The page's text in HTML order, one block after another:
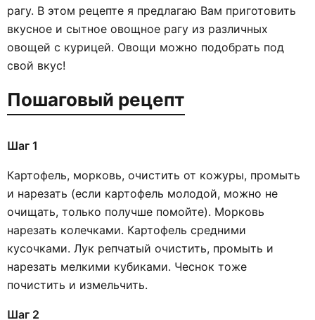
рагу. В этом рецепте я предлагаю Вам приготовить
вкусное и сытное овощное рагу из различных
овощей с курицей. Овощи можно подобрать под
свой вкус!
Пошаговый рецепт
Шаг 1
Картофель, морковь, очистить от кожуры, промыть
и нарезать (если картофель молодой, можно не
очищать, только получше помойте). Морковь
нарезать колечками. Картофель средними
кусочками. Лук репчатый очистить, промыть и
нарезать мелкими кубиками. Чеснок тоже
почистить и измельчить.
Шаг 2